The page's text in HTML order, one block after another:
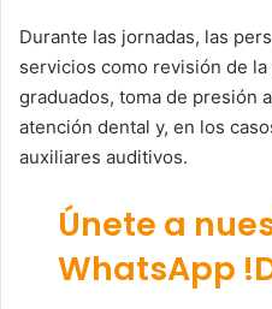
Durante las jornadas, las
servicios como revisión de
graduados, toma de presión
atención dental y, en los
auxiliares auditivos.
Únete a
WhatsApp